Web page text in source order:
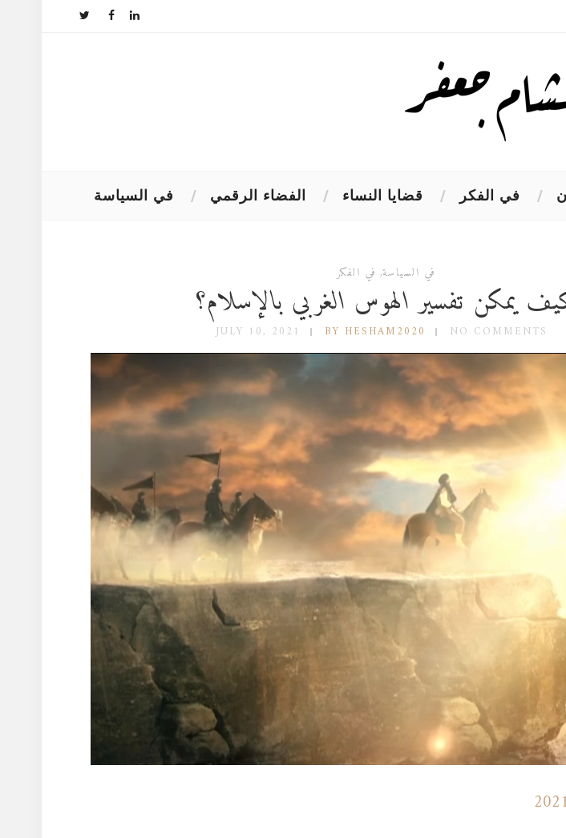
في السياسة الفضاء الرقمي قضايا النساء في الفكر
في السياسة, في الفكر
يمكن تفسير الهوس الغربي بالإسلام؟
JULY 10, 2021 BY HESHAM2020 NO COMMENTS